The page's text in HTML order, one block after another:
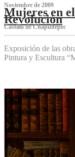
Noviembre de 2009
Mujeres en
Revolución
Castillo de Chapultepec
Exposición de las
Pintura y Escultura